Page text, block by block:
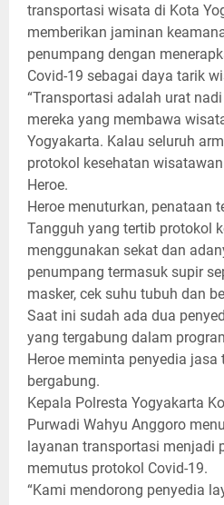
transportasi wisata di Kota
memberikan jaminan
penumpang dengan
Covid-19 sebagai daya tarik
“Transportasi adalah urat
mereka yang membawa
Yogyakarta. Kalau seluruh
protokol kesehatan
Heroe.
Heroe menuturkan, penataan
Tangguh yang tertib protokol
menggunakan sekat dan
penumpang termasuk supir
masker, cek suhu tubuh dan
Saat ini sudah ada dua
yang tergabung dalam
Heroe meminta penyedia
bergabung.
Kepala Polresta Yogyakarta
Purwadi Wahyu Anggoro
layanan transportasi menjadi
memutus protokol Covid-19.
“Kami mendorong penyedia